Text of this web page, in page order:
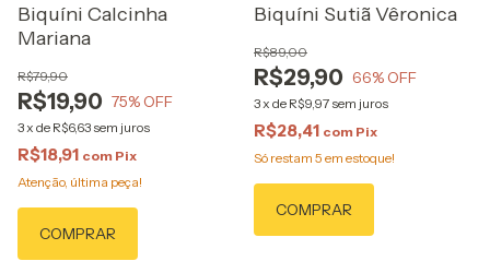
Biquíni Calcinha
Mariana
R$19,90
R$79,90
75% OFF
3 x de R$6,63 sem juros
R$18,91 com Pix
Atenção, última peça!
COMPRAR
Biquíni Sutiã Vêronica
R$29,90
R$89,00
66% OFF
3 x de R$9,97 sem juros
R$28,41 com Pix
Só restam 5 em estoque!
COMPRAR